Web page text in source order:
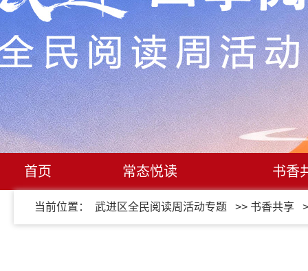
首页 常态悦读 书香
当前位置： 武进区全民阅读周活动专题 >> 书香共享